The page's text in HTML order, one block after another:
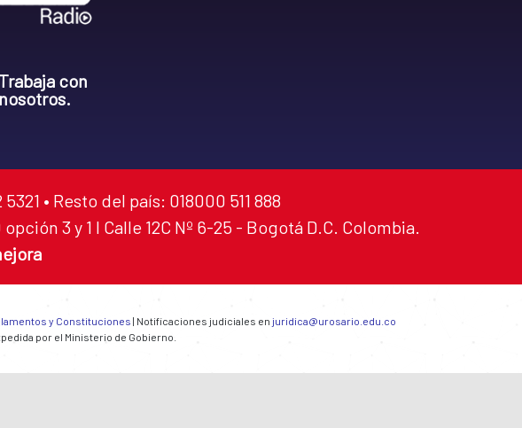
Trabaja con
nosotros.
• Resto del país: 018000 511 888
3 y 1 I Calle 12C Nº 6-25 - Bogotá D.C. Colombia.
y Constituciones | Notificaciones judiciales en juridica@urosario.edu.co
por el Ministerio de Gobierno.